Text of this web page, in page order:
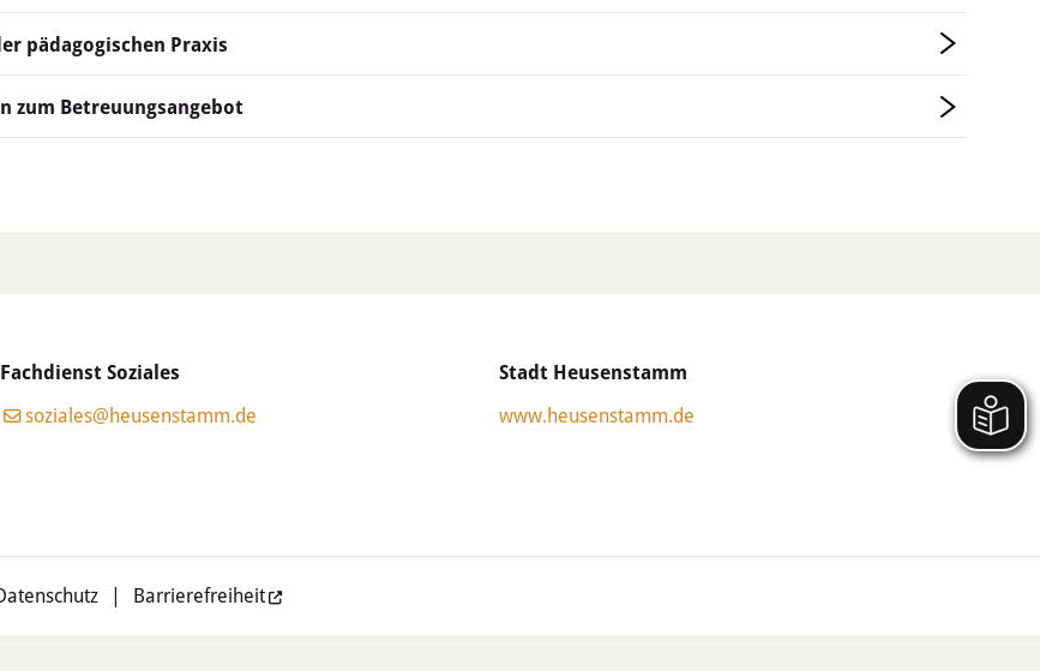
pädagogischen Praxis
zum Betreuungsangebot
Fachdienst Soziales
soziales@heusenstamm.de
Stadt Heusenstamm
www.heusenstamm.de
| Barrierefreiheit